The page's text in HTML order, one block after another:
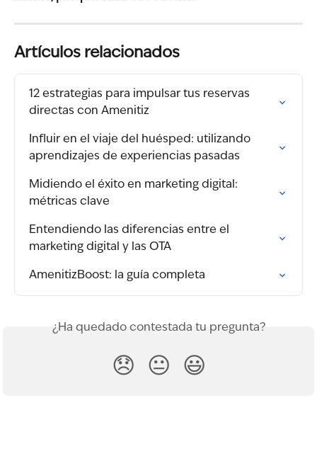
Artículos relacionados
12 estrategias para impulsar tus reservas
directas con Amenitiz
Influir en el viaje del huésped: utilizando
aprendizajes de experiencias pasadas
Midiendo el éxito en marketing digital:
métricas clave
Entendiendo las diferencias entre el
marketing digital y las OTA
AmenitizBoost: la guía completa
¿Ha quedado contestada tu pregunta?
😞 😐 😃